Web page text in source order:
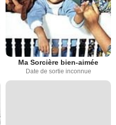
Ma Sorcière bien-aimée
Date de sortie inconnue